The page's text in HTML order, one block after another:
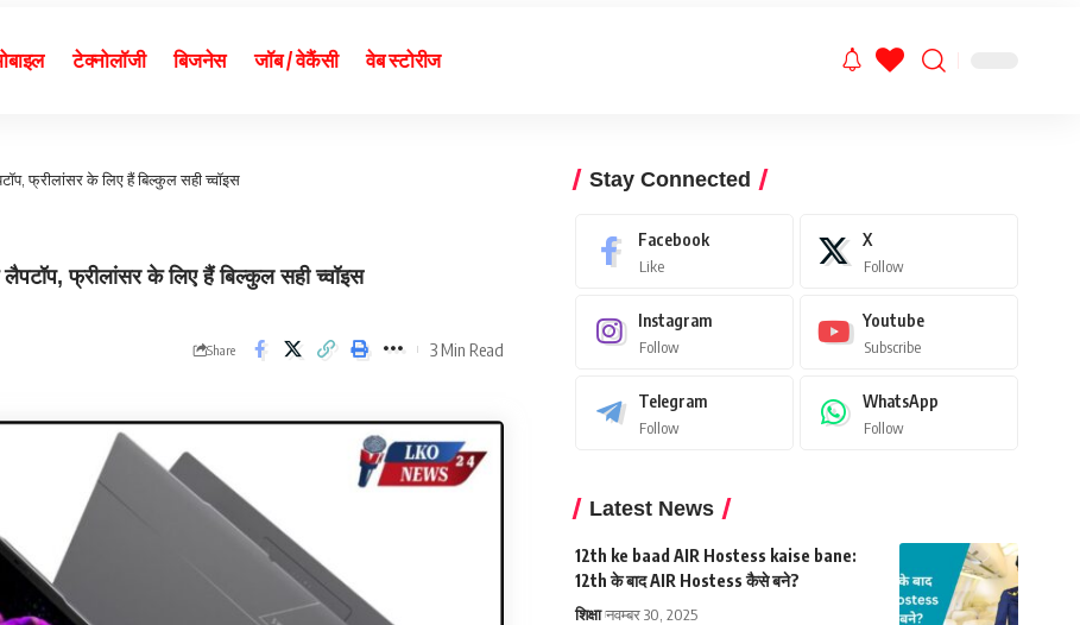
टेक्नोलॉजी बिजनेस जॉब / वेकैंसी वेब स्टोरीज
फ्रीलांसर के ल‍िए हैं ब‍िल्‍कुल सही च्‍वॉइस
फ्रीलांसर के ल‍िए हैं ब‍िल्‍कुल सही च्‍वॉइस
Share 3 Min Read
Stay Connected
Facebook
Like
X
Follow
Instagram
Follow
Youtube
Subscribe
Telegram
Follow
WhatsApp
Follow
Latest News
12th ke baad AIR Hostess kaise bane:
12th के बाद AIR Hostess कैसे बने?
शिक्षा नवम्बर 30, 2025